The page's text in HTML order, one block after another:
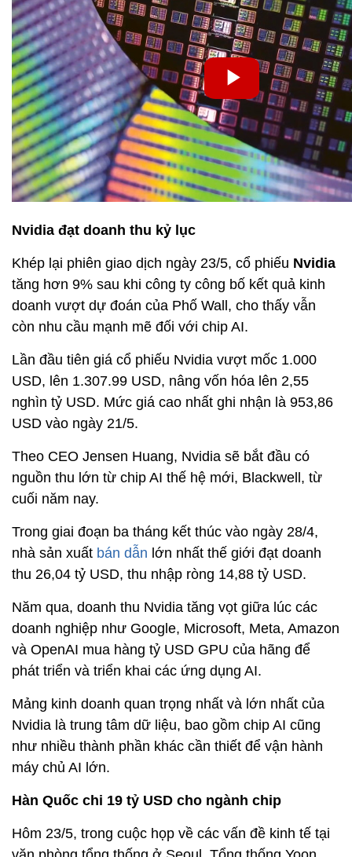
Nvidia đạt doanh thu kỷ lục
Khép lại phiên giao dịch ngày 23/5, cổ phiếu Nvidia
tăng hơn 9% sau khi công ty công bố kết quả kinh
doanh vượt dự đoán của Phố Wall, cho thấy vẫn
còn nhu cầu mạnh mẽ đối với chip AI.
Lần đầu tiên giá cổ phiếu Nvidia vượt mốc 1.000
USD, lên 1.307.99 USD, nâng vốn hóa lên 2,55
nghìn tỷ USD. Mức giá cao nhất ghi nhận là 953,86
USD vào ngày 21/5.
Theo CEO Jensen Huang, Nvidia sẽ bắt đầu có
nguồn thu lớn từ chip AI thế hệ mới, Blackwell, từ
cuối năm nay.
Trong giai đoạn ba tháng kết thúc vào ngày 28/4,
nhà sản xuất bán dẫn lớn nhất thế giới đạt doanh
thu 26,04 tỷ USD, thu nhập ròng 14,88 tỷ USD.
Năm qua, doanh thu Nvidia tăng vọt giữa lúc các
doanh nghiệp như Google, Microsoft, Meta, Amazon
và OpenAI mua hàng tỷ USD GPU của hãng để
phát triển và triển khai các ứng dụng AI.
Mảng kinh doanh quan trọng nhất và lớn nhất của
Nvidia là trung tâm dữ liệu, bao gồm chip AI cũng
như nhiều thành phần khác cần thiết để vận hành
máy chủ AI lớn.
Hàn Quốc chi 19 tỷ USD cho ngành chip
Hôm 23/5, trong cuộc họp về các vấn đề kinh tế tại